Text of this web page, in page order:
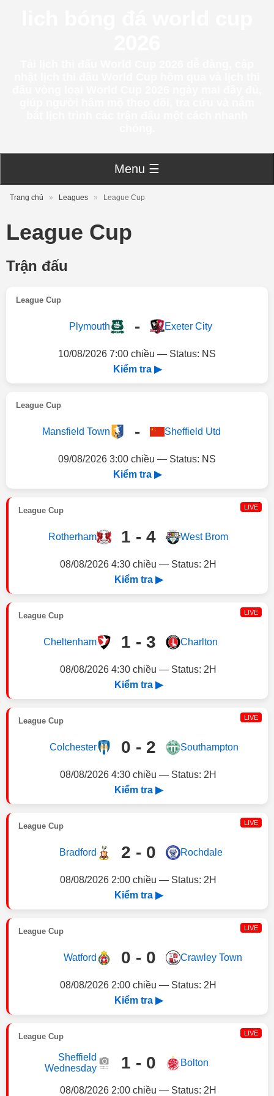
Menu ☰
Trang chủ » Leagues » League Cup
League Cup
Trận đấu
League Cup
Plymouth - Exeter City
10/08/2026 7:00 chiều — Status: NS
Kiểm tra ▶
League Cup
Mansfield Town - Sheffield Utd
09/08/2026 3:00 chiều — Status: NS
Kiểm tra ▶
League Cup LIVE
Rotherham 1 - 4 West Brom
08/08/2026 4:30 chiều — Status: 2H
Kiểm tra ▶
League Cup LIVE
Cheltenham 1 - 3 Charlton
08/08/2026 4:30 chiều — Status: 2H
Kiểm tra ▶
League Cup LIVE
Colchester 0 - 2 Southampton
08/08/2026 4:30 chiều — Status: 2H
Kiểm tra ▶
League Cup LIVE
Bradford 2 - 0 Rochdale
08/08/2026 2:00 chiều — Status: 2H
Kiểm tra ▶
League Cup LIVE
Watford 0 - 0 Crawley Town
08/08/2026 2:00 chiều — Status: 2H
Kiểm tra ▶
League Cup LIVE
Sheffield
Wednesday
1 - 0 Bolton
08/08/2026 2:00 chiều — Status: 2H